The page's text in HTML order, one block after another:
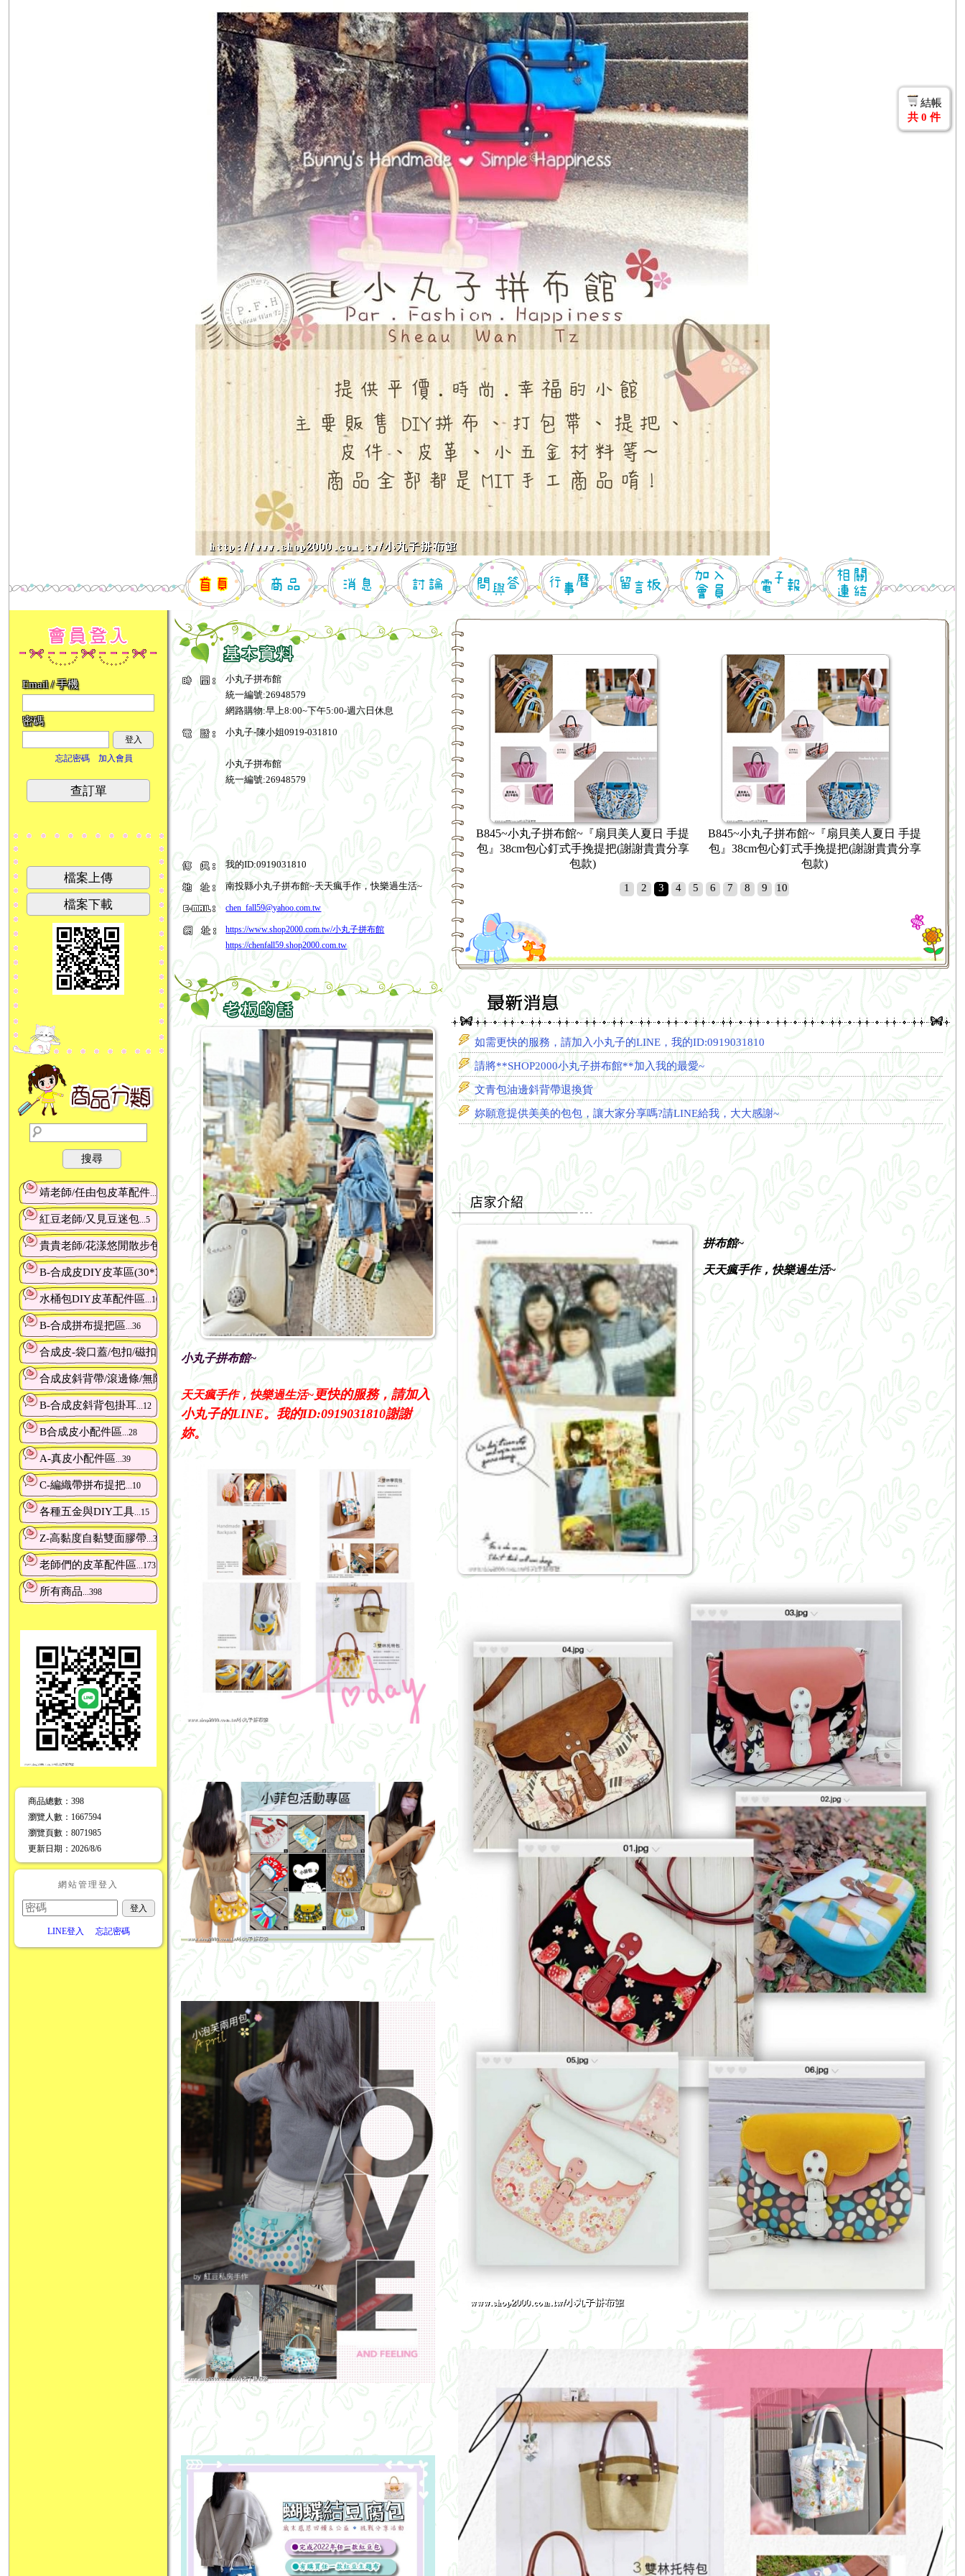
結帳
共 0 件
Email / 手機
密碼
登入
忘記密碼
加入會員
查訂單
檔案上傳
檔案下載
搜尋
靖老師/任由包皮革配件...5
紅豆老師/又見豆迷包...5
貴貴老師/花漾悠閒散步包/厚片甜心小斜背...4
B-合成皮DIY皮革區(30*30cm&加長61*33cm)
水桶包DIY皮革配件區...10
B-合成拼布提把區...36
合成皮-袋口蓋/包扣/磁扣/連接扣 ...22
合成皮斜背帶/滾邊條/無限長皮條...28
B-合成皮斜背包掛耳...12
B合成皮小配件區...28
A-真皮小配件區...39
C-編織帶拼布提把...10
各種五金與DIY工具...15
Z-高黏度自黏雙面膠帶...3
老師們的皮革配件區...173
所有商品...398
商品總數 ：398
瀏覽人數 ： 1667594
瀏覽頁數 ：8071985
更新日期 ：2026/8/6
網站管理登入
LINE登入 忘記密碼
小丸子拼布館
統一編號:26948579
網路購物:早上8:00~下午5:00-週六日休息
小丸子-陳小姐0919-031810
小丸子拼布館
統一編號:26948579
我的ID:0919031810
南投縣小丸子拼布館~天天瘋手作，快樂過生活~
chen_fall59@yahoo.com.tw
https://www.shop2000.com.tw/小丸子拼布館
https://chenfall59.shop2000.com.tw
小丸子拼布館~
天天瘋手作，快樂過生活~更快的服務，請加入
小丸子的LINE。我的ID:0919031810謝謝
妳。
B847 ~小丸子拼布館~ 聖誕襪造型斜背包/1
公分斜背帶(謝謝丹麥老師分享示範)
B845~小丸子拼布館~『扇貝美人夏日 手提
包』38cm包心釘式手挽提把(謝謝貴貴分享
包款)
B845~小丸子拼布館~『扇貝美人夏日 手提
包』38cm包心釘式手挽提把(謝謝貴貴分享
包款)
B862~小丸子拼布館~花現小u包皮革配件/
謝謝紅豆老師分享示範
1 2 3 4 5 6 7 8 9 10
如需更快的服務，請加入小丸子的LINE，我的ID:0919031810
請將**SHOP2000小丸子拼布館**加入我的最愛~
文青包油邊斜背帶退換貨
妳願意提供美美的包包，讓大家分享嗎?請LINE給我，大大感謝~
拼布館~
天天瘋手作，快樂過生活~